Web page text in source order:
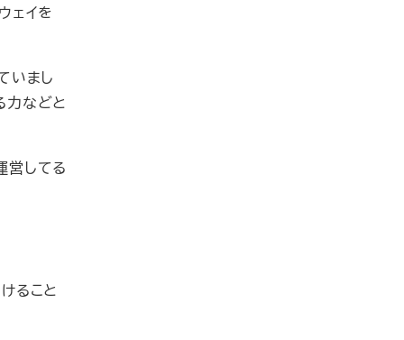
ェイを
いまし
力などと
営してる
ること